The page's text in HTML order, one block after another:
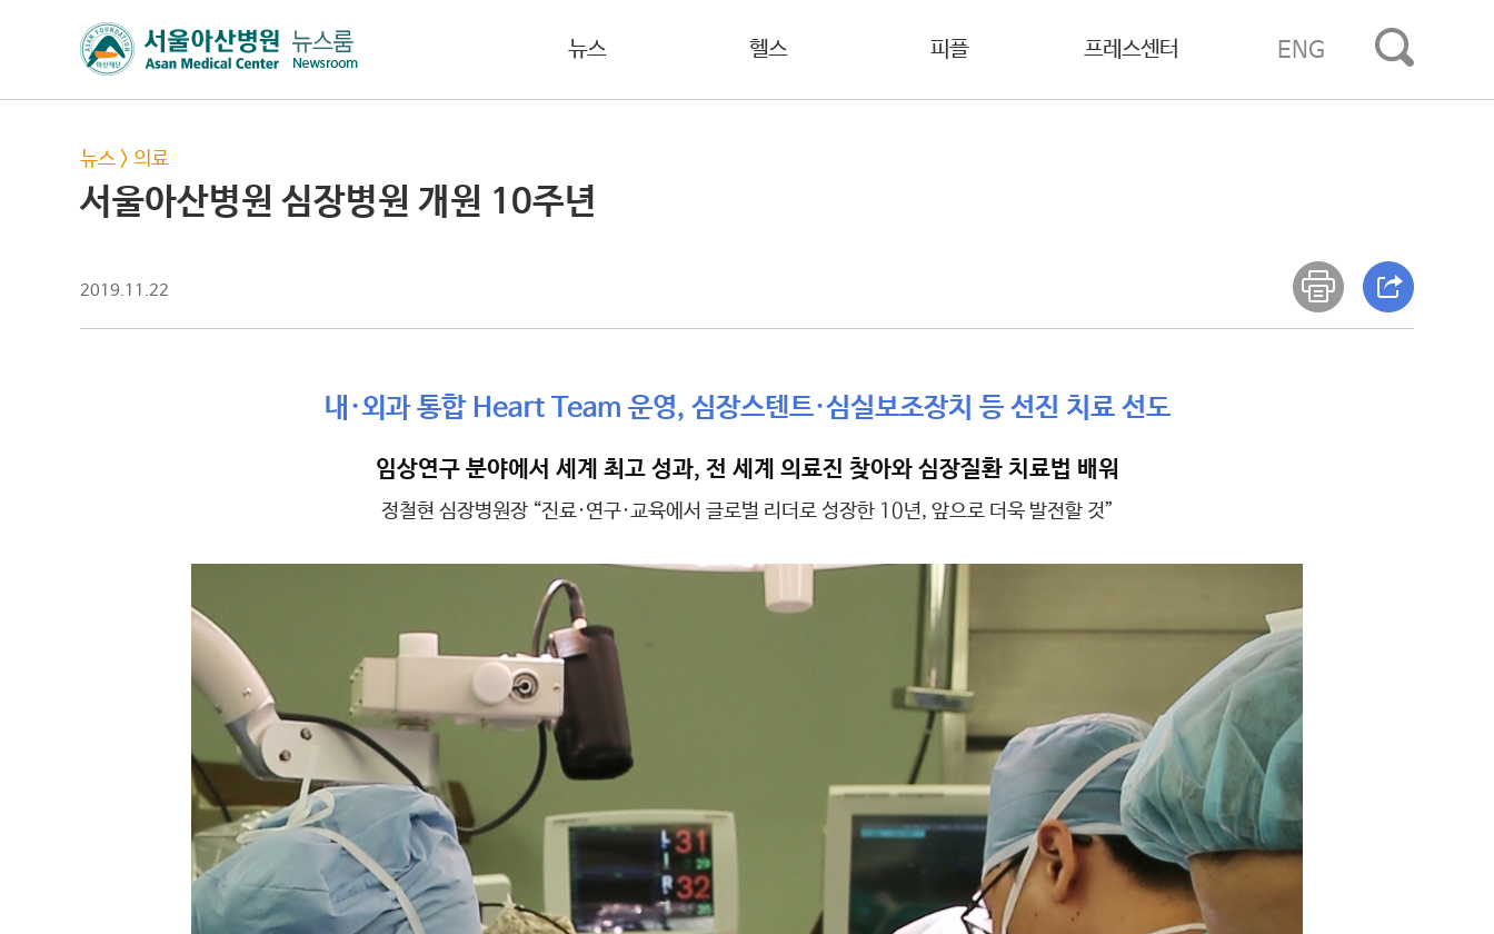
뉴스 헬스 피플 프레스센터 ENG
뉴스 > 의료
서울아산병원 심장병원 개원 10주년
2019.11.22
내·외과 통합 Heart Team 운영, 심장스텐트·심실보조장치 등 선진 치료 선도
임상연구 분야에서 세계 최고 성과, 전 세계 의료진 찾아와 심장질환 치료법 배워
정철현 심장병원장 “진료·연구·교육에서 글로벌 리더로 성장한 10년, 앞으로 더욱 발전할 것”